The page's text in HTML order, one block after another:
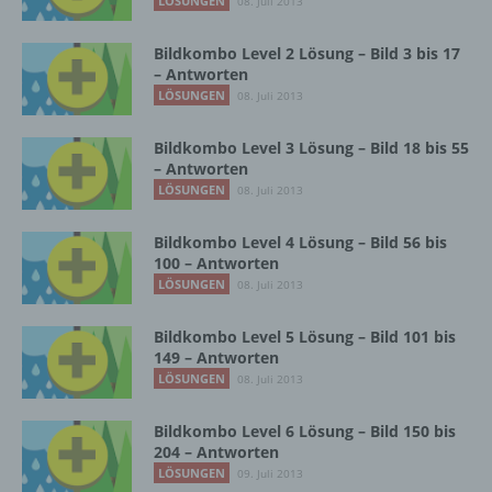
Bildkombo Level 2 Lösung – Bild 3 bis 17
– Antworten
LÖSUNGEN 08. Juli 2013
Bildkombo Level 3 Lösung – Bild 18 bis 55
– Antworten
LÖSUNGEN 08. Juli 2013
Bildkombo Level 4 Lösung – Bild 56 bis
100 – Antworten
LÖSUNGEN 08. Juli 2013
Bildkombo Level 5 Lösung – Bild 101 bis
149 – Antworten
LÖSUNGEN 08. Juli 2013
Bildkombo Level 6 Lösung – Bild 150 bis
204 – Antworten
LÖSUNGEN 09. Juli 2013
Sind die Zwecke und Mittel dieser
Verarbeitung durch das Unionsrecht oder
das Recht der Mitgliedstaaten vorgegeben,
so kann der Verantwortliche
beziehungsweise können die bestimmten
Kriterien seiner Benennung nach dem
Unionsrecht oder dem Recht der
Mitgliedstaaten vorgesehen werden.
h) Auftragsverarbeiter
Auftragsverarbeiter ist eine natürliche oder
juristische Person, Behörde, Einrichtung
oder andere Stelle, die personenbezogene
Daten im Auftrag des Verantwortlichen
verarbeitet.
i) Empfänger